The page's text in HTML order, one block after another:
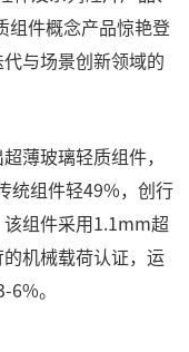
组件概念产品惊艳登
与场景创新领域的
玻璃轻质组件，
统组件轻49%，创行
组件采用1.1mm超
机械载荷认证，运
。